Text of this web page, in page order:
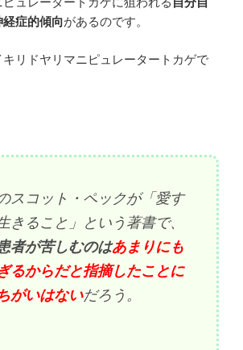
経症的傾向があるのです。
キリドヤリマニピュレータートカゲで
スコット・ペックが「愛す
きること」という著書で、
者が苦しむのはあまりにも
るからだと指摘したことに
がいはないだろう。